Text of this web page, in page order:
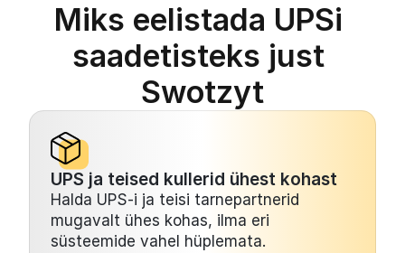
Miks eelistada UPSi
saadetisteks just
Swotzyt
UPS ja teised kullerid ühest kohast
Halda UPS-i ja teisi tarnepartnerid
mugavalt ühes kohas, ilma eri
süsteemide vahel hüplemata.